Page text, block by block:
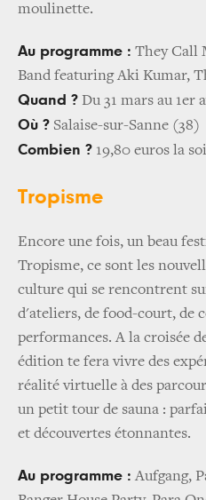
moulinette.
Au programme : They Call
Band featuring Aki Kumar,
Quand ? Du 31 mars au 1er
Où ? Salaise-sur-Sanne (38)
Combien ? 19,80 euros la
Tropisme
Encore une fois, un beau
Tropisme, ce sont les
culture qui se rencontrent
d'ateliers, de food-court, de
performances. A la croisée
édition te fera vivre des
réalité virtuelle à des
un petit tour de sauna :
et découvertes étonnantes.
Au programme : Aufgang,